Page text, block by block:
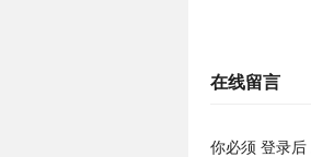
在线留言
你必须 登录后